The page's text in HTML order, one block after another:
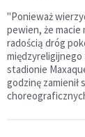
"Ponieważ
pewien, że macie
radością dróg
międzyreligijnego
stadionie
godzinę zamienił